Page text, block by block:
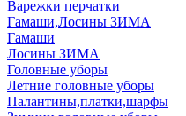
Варежки перчатки
Гамаши,Лосины ЗИМА
Гамаши
Лосины ЗИМА
Головные уборы
Летние головные уборы
Палантины,платки,шарфы